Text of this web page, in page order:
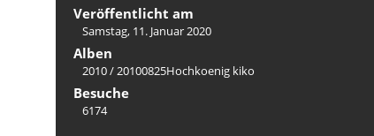
Veröffentlicht am
Samstag, 11. Januar 2020
Alben
2010/20100825Hochkoenig kiko
Besuche
6174